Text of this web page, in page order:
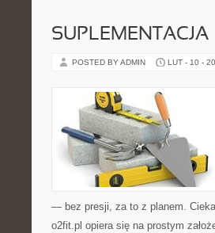
SUPLEMENTACJA
POSTED BY ADMIN LUT - 10 -
— bez presji, za to z planem.
o2fit.pl opiera się na prostym